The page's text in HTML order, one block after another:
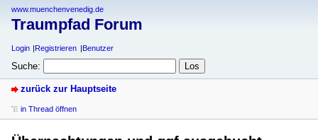
www.muenchenvenedig.de
Traumpfad Forum
Login Registrieren Benutzer
Suche:
zurück zur Hauptseite
in Thread öffnen